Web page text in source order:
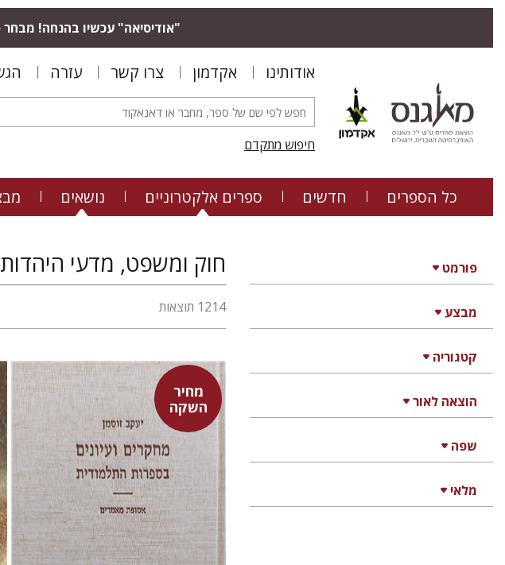
"אודיסיאה" עכשיו בהנחה!
אודותינו אקדמון צרו קשר עזרה
חיפוש מתקדם
כל הספרים חדשים ספרים אלקטרוניים נושאים
פורמט
מבצע
קטגוריה
הוצאה לאור
שפה
מלאי
חוק ומשפט, מדעי
1214 תוצאות
מחיר
השקה
יעקב זוסמן